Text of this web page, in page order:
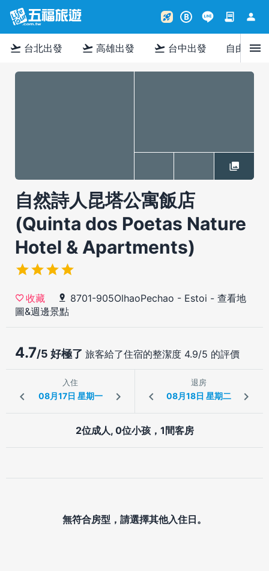
rocket_launch B contract person
flight_takeoff 台北出發 flight_takeoff 高雄出發 flight_takeoff 台中出發 自由行menu
自然詩人昆塔公寓飯店
(Quinta dos Poetas Nature
Hotel & Apartments)
收藏 8701-905OlhaoPechao - Estoi - 查看地
圖&週邊景點
4.7/5 好極了 旅客給了住宿的整潔度 4.9/5 的評價
入住 退房
2位成人, 0位小孩，1間客房
無符合房型，請選擇其他入住日。